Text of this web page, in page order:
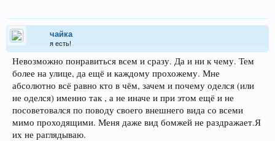
чайка
я есть!
Невозможно понравиться всем и сразу. Да и ни к чему. Тем
более на улице, да ещё и каждому прохожему. Мне
абсолютно всё равно кто в чём, зачем и почему оделся (или
не оделся) именно так , а не иначе и при этом ещё и не
посоветовался по поводу своего внешнего вида со всеми
мимо проходящими. Меня даже вид бомжей не раздражает.Я
их не раглядываю.